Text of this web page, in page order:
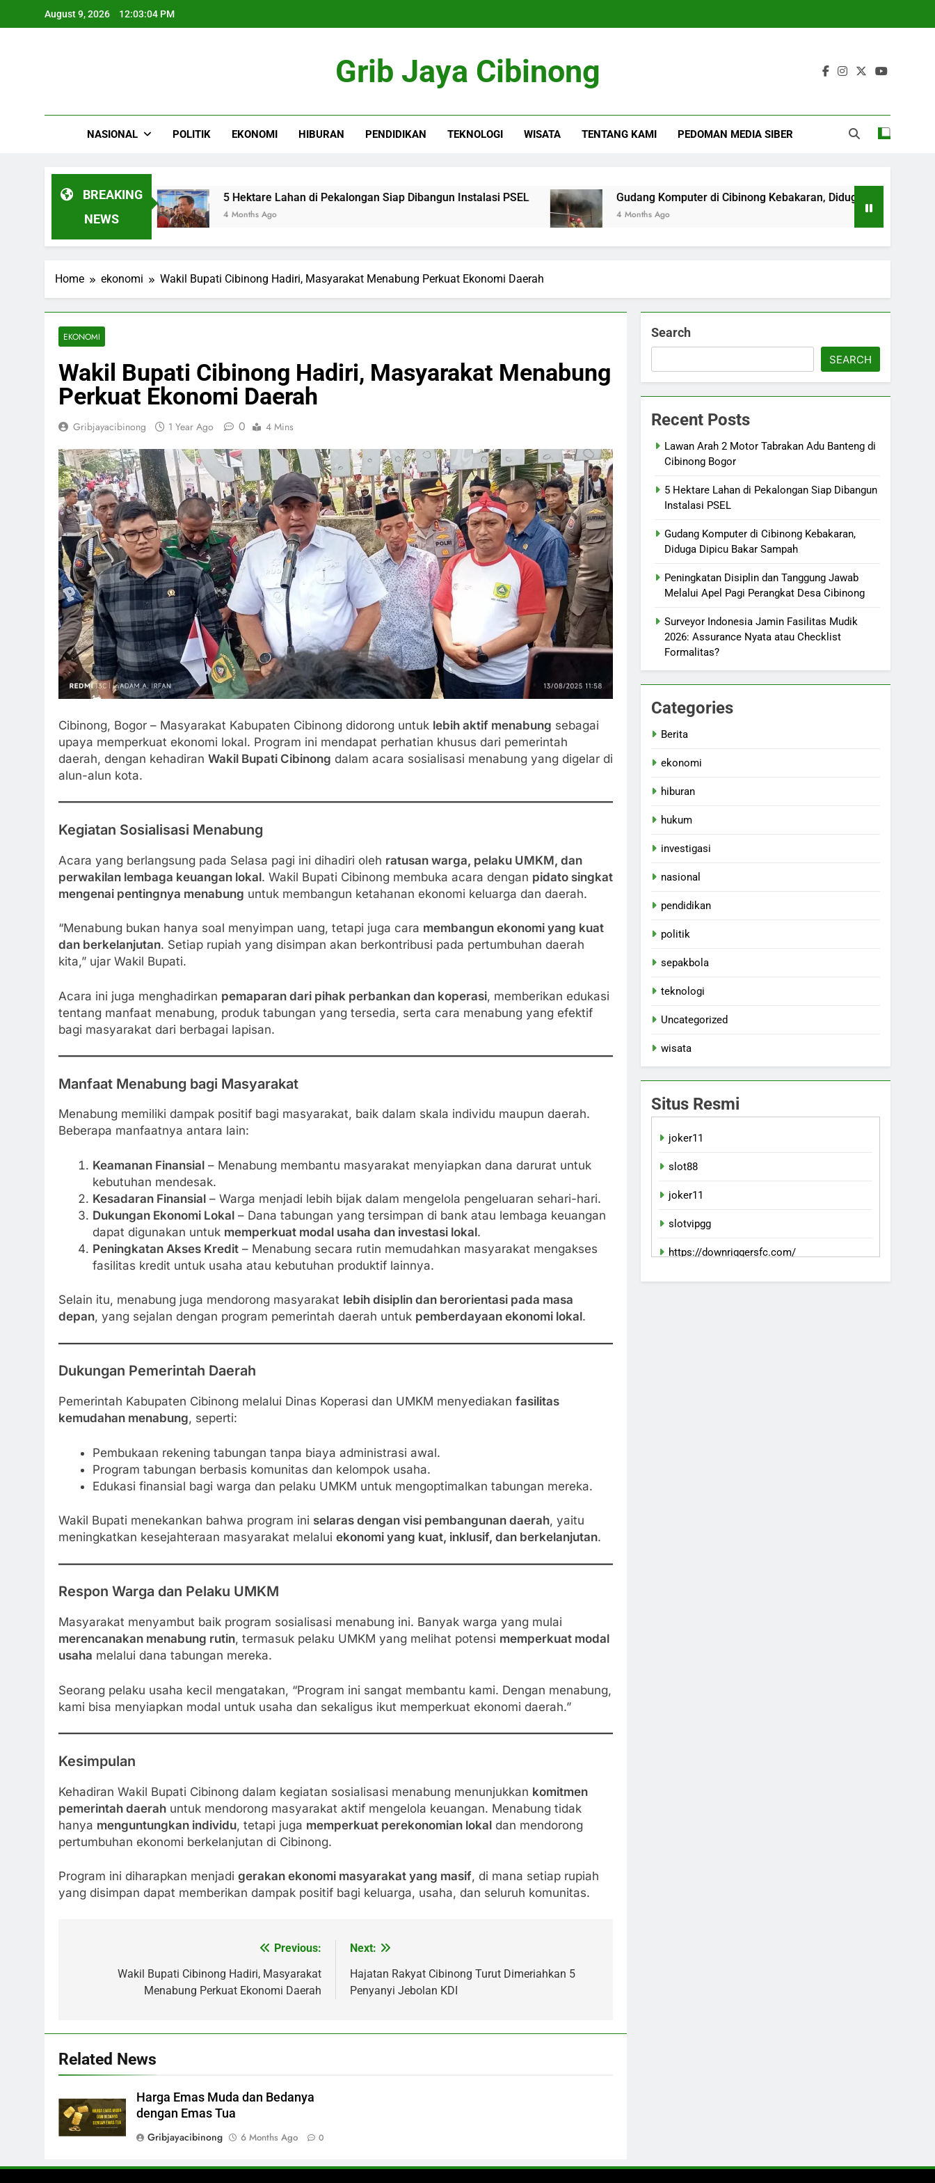
August 9, 2026 12:03:05 PM
Grib Jaya Cibinong
NASIONAL POLITIK EKONOMI HIBURAN PENDIDIKAN TEKNOLOGI WISATA TENTANG KAMI PEDOMAN MEDIA SIBER
BREAKING
NEWS
Bogor 5 Hektare Lahan di Pekalongan Siap Dibangun Instalasi PSEL
4 Months Ago
Gudang Komputer di Cibinong Kebakaran, Diduga Dipicu Bakar Sampah
4 Months Ago
Home ekonomi Wakil Bupati Cibinong Hadiri, Masyarakat Menabung Perkuat Ekonomi Daerah
EKONOMI
Wakil Bupati Cibinong Hadiri, Masyarakat Menabung
Perkuat Ekonomi Daerah
Gribjayacibinong 1 Year Ago 0 4 Mins
Cibinong, Bogor – Masyarakat Kabupaten Cibinong didorong untuk lebih aktif menabung sebagai
upaya memperkuat ekonomi lokal. Program ini mendapat perhatian khusus dari pemerintah
daerah, dengan kehadiran Wakil Bupati Cibinong dalam acara sosialisasi menabung yang digelar di
alun-alun kota.
Kegiatan Sosialisasi Menabung
Acara yang berlangsung pada Selasa pagi ini dihadiri oleh ratusan warga, pelaku UMKM, dan
perwakilan lembaga keuangan lokal. Wakil Bupati Cibinong membuka acara dengan pidato singkat
mengenai pentingnya menabung untuk membangun ketahanan ekonomi keluarga dan daerah.
“Menabung bukan hanya soal menyimpan uang, tetapi juga cara membangun ekonomi yang kuat
dan berkelanjutan. Setiap rupiah yang disimpan akan berkontribusi pada pertumbuhan daerah
kita,” ujar Wakil Bupati.
Acara ini juga menghadirkan pemaparan dari pihak perbankan dan koperasi, memberikan edukasi
tentang manfaat menabung, produk tabungan yang tersedia, serta cara menabung yang efektif
bagi masyarakat dari berbagai lapisan.
Manfaat Menabung bagi Masyarakat
Menabung memiliki dampak positif bagi masyarakat, baik dalam skala individu maupun daerah.
Beberapa manfaatnya antara lain:
Keamanan Finansial– Menabung membantu masyarakat menyiapkan dana darurat untuk
kebutuhan mendesak.
Kesadaran Finansial– Warga menjadi lebih bijak dalam mengelola pengeluaran sehari-hari.
Dukungan Ekonomi Lokal– Dana tabungan yang tersimpan di bank atau lembaga keuangan
dapat digunakan untuk memperkuat modal usaha dan investasi lokal.
Peningkatan Akses Kredit– Menabung secara rutin memudahkan masyarakat mengakses
fasilitas kredit untuk usaha atau kebutuhan produktif lainnya.
Selain itu, menabung juga mendorong masyarakat lebih disiplin dan berorientasi pada masa
depan, yang sejalan dengan program pemerintah daerah untuk pemberdayaan ekonomi lokal.
Dukungan Pemerintah Daerah
Pemerintah Kabupaten Cibinong melalui Dinas Koperasi dan UMKM menyediakan fasilitas
kemudahan menabung, seperti:
Pembukaan rekening tabungan tanpa biaya administrasi awal.
Program tabungan berbasis komunitas dan kelompok usaha.
Edukasi finansial bagi warga dan pelaku UMKM untuk mengoptimalkan tabungan mereka.
Wakil Bupati menekankan bahwa program ini selaras dengan visi pembangunan daerah, yaitu
meningkatkan kesejahteraan masyarakat melalui ekonomi yang kuat, inklusif, dan berkelanjutan.
Respon Warga dan Pelaku UMKM
Masyarakat menyambut baik program sosialisasi menabung ini. Banyak warga yang mulai
merencanakan menabung rutin, termasuk pelaku UMKM yang melihat potensi memperkuat modal
usaha melalui dana tabungan mereka.
Seorang pelaku usaha kecil mengatakan, “Program ini sangat membantu kami. Dengan menabung,
kami bisa menyiapkan modal untuk usaha dan sekaligus ikut memperkuat ekonomi daerah.”
Kesimpulan
Kehadiran Wakil Bupati Cibinong dalam kegiatan sosialisasi menabung menunjukkan komitmen
pemerintah daerah untuk mendorong masyarakat aktif mengelola keuangan. Menabung tidak
hanya menguntungkan individu, tetapi juga memperkuat perekonomian lokal dan mendorong
pertumbuhan ekonomi berkelanjutan di Cibinong.
Program ini diharapkan menjadi gerakan ekonomi masyarakat yang masif, di mana setiap rupiah
yang disimpan dapat memberikan dampak positif bagi keluarga, usaha, dan seluruh komunitas.
navigation
Previous:
Wakil Bupati Cibinong Hadiri, Masyarakat
Menabung Perkuat Ekonomi Daerah
Next:
Hajatan Rakyat Cibinong Turut Dimeriahkan 5
Penyanyi Jebolan KDI
Related News
Harga Emas Muda dan Bedanya
dengan Emas Tua
Gribjayacibinong
6 Months Ago 0
Search
SEARCH
Recent Posts
Lawan Arah 2 Motor Tabrakan Adu Banteng di
Cibinong Bogor
5 Hektare Lahan di Pekalongan Siap Dibangun
Instalasi PSEL
Gudang Komputer di Cibinong Kebakaran,
Diduga Dipicu Bakar Sampah
Peningkatan Disiplin dan Tanggung Jawab
Melalui Apel Pagi Perangkat Desa Cibinong
Surveyor Indonesia Jamin Fasilitas Mudik
2026: Assurance Nyata atau Checklist
Formalitas?
Categories
Berita
ekonomi
hiburan
hukum
investigasi
nasional
pendidikan
politik
sepakbola
teknologi
Uncategorized
wisata
Situs Resmi
joker11
slot88
joker11
slotvipgg
https://downriggersfc.com/
bento11